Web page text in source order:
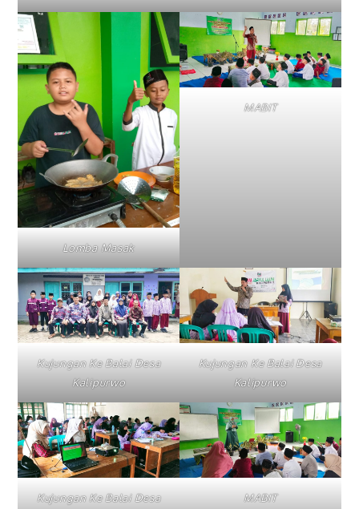
Lomba Masak
MABIT
Kujungan Ke Balai Desa
Kalipurwo
Kujungan Ke Balai Desa
Kalipurwo
Kujungan Ke Balai Desa
MABIT